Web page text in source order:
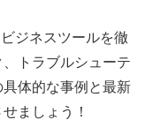
ジネスツールを徹
トラブルシューテ
体的な事例と最新
ましょう！